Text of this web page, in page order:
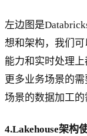
左边图是
想和架构，我们
能力和实时处理
更多业务场景的
场景的数据加工的
4.Lakehouse架构